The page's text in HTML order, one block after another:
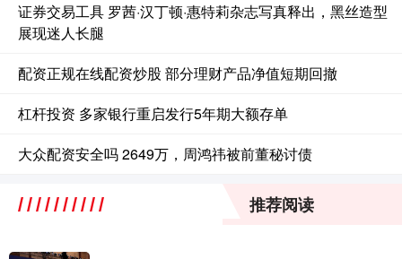
证券交易工具 罗茜·汉丁顿·惠特莉杂志写真释出，黑丝造型
展现迷人长腿
配资正规在线配资炒股 ​部分理财产品净值短期回撤
杠杆投资 多家银行重启发行5年期大额存单
大众配资安全吗 2649万，周鸿祎被前董秘讨债
推荐阅读